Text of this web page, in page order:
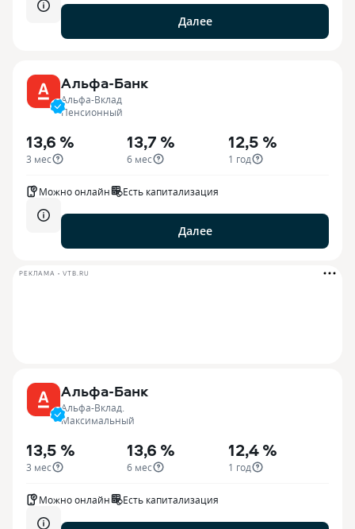
Далее
Альфа-Банк
Альфа-Вклад
Пенсионный
13,6 %
3 мес
13,7 %
6 мес
12,5 %
1 год
Можно онлайн Есть капитализация
Далее
РЕКЛАМА • VTB.RU
Альфа-Банк
Альфа-Вклад.
Максимальный
13,5 %
3 мес
13,6 %
6 мес
12,4 %
1 год
Можно онлайн Есть капитализация